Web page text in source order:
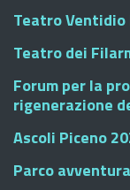
Teatro Ventidio
Teatro dei
Forum per la
rigenerazione
Ascoli Piceno
Parco